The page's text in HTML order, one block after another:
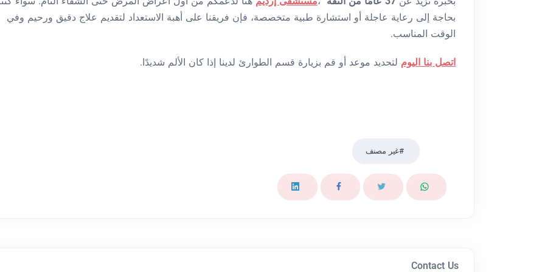
بحاجة إلى رعاية عاجلة أو استشارة طبية متخصصة، فإن فريقنا على أهبة الاستعداد لتقديم علاج دقيق ورحيم وفي
الوقت المناسب.
اتصل بنا اليوم لتحديد موعد أو قم بزيارة قسم الطوارئ لدينا إذا كان الألم شديدًا.
غير مصنف
Contact Us